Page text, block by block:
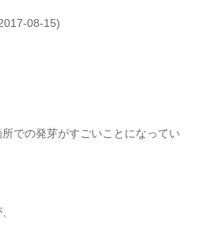
08-15)
での発芽がすごいことになってい